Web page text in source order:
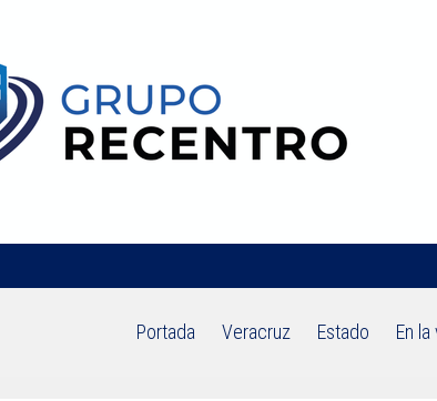
Portada Veracruz Estado En la